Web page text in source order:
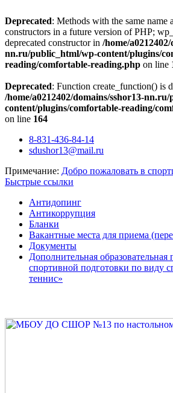
Deprecated: Methods with the same name
constructors in a future version of PHP;
deprecated constructor in /home/
nn.ru/public_html/wp-content/plugins/
reading/comfortable-reading.php on line
Deprecated: Function create_function() is
/home/a0212402/domains/sshor13-
content/plugins/comfortable-reading/
on line 164
Перейти8-831-436-84-14
sdushor13@mail.ru
Примечание: Добро пожаловать в
Быстрые ссылки
Антидопинг
Антикоррупция
Бланки
Вакантные места для приема
Документы
Дополнительная образовательная
спортивной подготовки по виду
теннис»